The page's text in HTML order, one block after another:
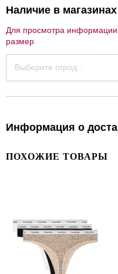
Наличие в магазинах
Для просмотра
размер
Выберите город...
Информация о
ПОХОЖИЕ ТОВАРЫ